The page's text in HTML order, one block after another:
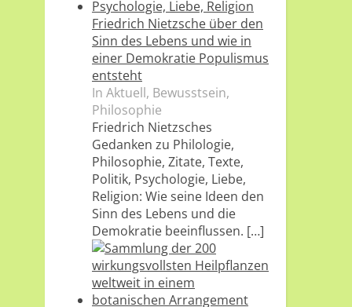
Friedrich Nietzsche über den
Sinn des Lebens und wie in
einer Demokratie Populismus
entsteht
In Aktuell, Bewusstsein,
Philosophie
Friedrich Nietzsches
Gedanken zu Philologie,
Philosophie, Zitate, Texte,
Politik, Psychologie, Liebe,
Religion: Wie seine Ideen den
Sinn des Lebens und die
Demokratie beeinflussen. […]